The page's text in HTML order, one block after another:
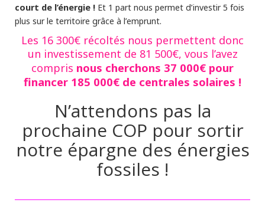
court de l’énergie ! Et 1 part nous permet d’investir 5 fois
plus sur le territoire grâce à l’emprunt.
Les 16 300€ récoltés nous permettent donc
un investissement de 81 500€, vous l’avez
compris nous cherchons 37 000€ pour
financer 185 000€ de centrales solaires !
N’attendons pas la
prochaine COP pour sortir
notre épargne des énergies
fossiles !